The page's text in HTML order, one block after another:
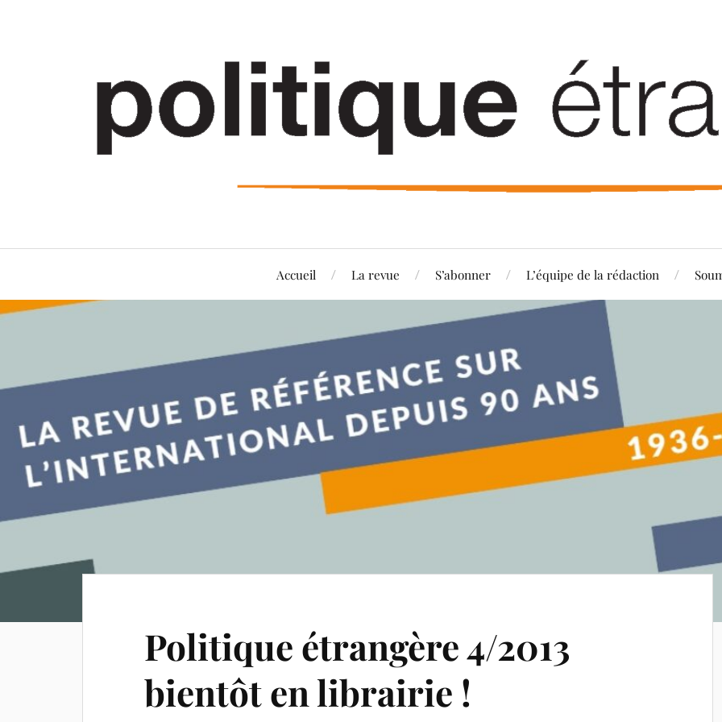
Accueil La revue S’abonner L’équipe de la rédaction
Politique étrangère 4/2013
bientôt en librairie !